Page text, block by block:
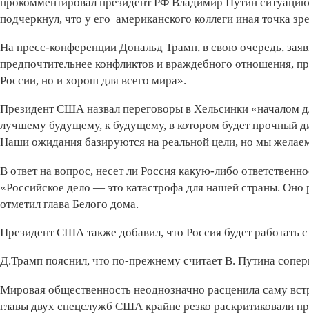
подчеркнул, что у его американского коллеги иная точка
На пресс-конференции Дональд Трамп, в свою очередь,
предпочтительнее конфликтов и враждебного отношения,
России, но и хорош для всего мира».
Президент США назвал переговоры в Хельсинки «началом
лучшему будущему, к будущему, в котором будет
Наши ожидания базируются на реальной цели, но мы
В ответ на вопрос, несет ли Россия какую-либо
«Российское дело — это катастрофа для нашей страны.
отметил глава Белого дома.
Президент США также добавил, что Россия будет
Д.Трамп пояснил, что по-прежнему считает В. Путина
Мировая общественность неоднозначно расценила саму
главы двух спецслужб США крайне резко раскритиковали